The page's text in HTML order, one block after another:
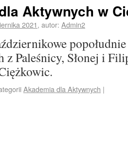
Aktywnych w
2021, autor: Admin2
Paleśnicy, Słonej i
Akademia dla Aktywnych |